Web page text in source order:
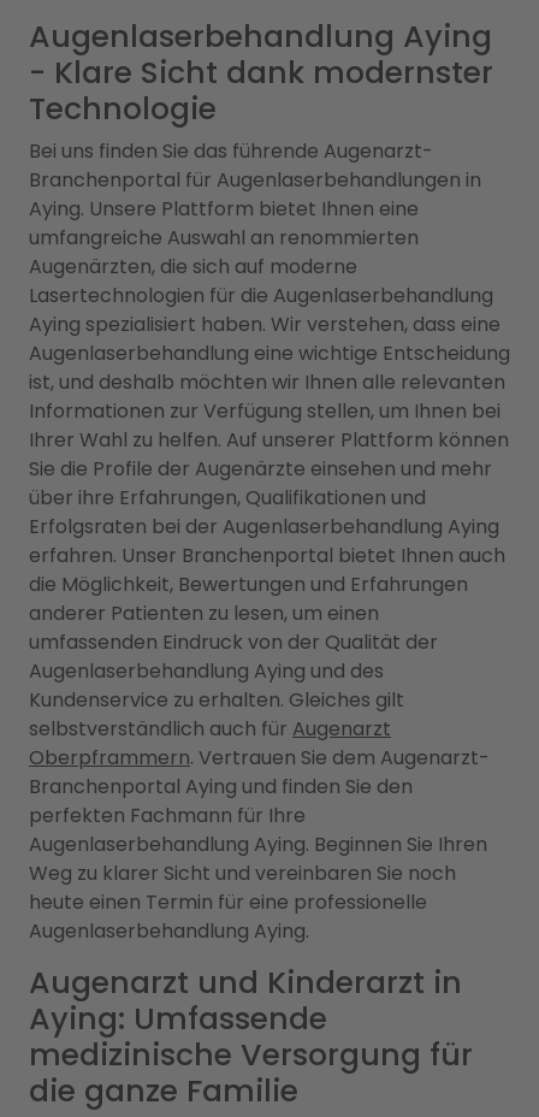
Augenlaserbehandlung Aying
- Klare Sicht dank modernster
Technologie
Bei uns finden Sie das führende Augenarzt-
Branchenportal für Augenlaserbehandlungen in
Aying. Unsere Plattform bietet Ihnen eine
umfangreiche Auswahl an renommierten
Augenärzten, die sich auf moderne
Lasertechnologien für die Augenlaserbehandlung
Aying spezialisiert haben. Wir verstehen, dass eine
Augenlaserbehandlung eine wichtige Entscheidung
ist, und deshalb möchten wir Ihnen alle relevanten
Informationen zur Verfügung stellen, um Ihnen bei
Ihrer Wahl zu helfen. Auf unserer Plattform können
Sie die Profile der Augenärzte einsehen und mehr
über ihre Erfahrungen, Qualifikationen und
Erfolgsraten bei der Augenlaserbehandlung Aying
erfahren. Unser Branchenportal bietet Ihnen auch
die Möglichkeit, Bewertungen und Erfahrungen
anderer Patienten zu lesen, um einen
umfassenden Eindruck von der Qualität der
Augenlaserbehandlung Aying und des
Kundenservice zu erhalten. Gleiches gilt
selbstverständlich auch für Augenarzt
Oberpframmern. Vertrauen Sie dem Augenarzt-
Branchenportal Aying und finden Sie den
perfekten Fachmann für Ihre
Augenlaserbehandlung Aying. Beginnen Sie Ihren
Weg zu klarer Sicht und vereinbaren Sie noch
heute einen Termin für eine professionelle
Augenlaserbehandlung Aying.
Augenarzt und Kinderarzt in
Aying: Umfassende
medizinische Versorgung für
die ganze Familie